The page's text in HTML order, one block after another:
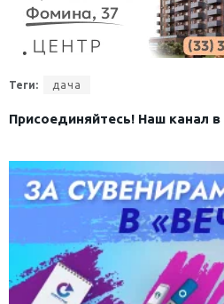
Теги: дача
Присоединяйтесь! Наш канал в